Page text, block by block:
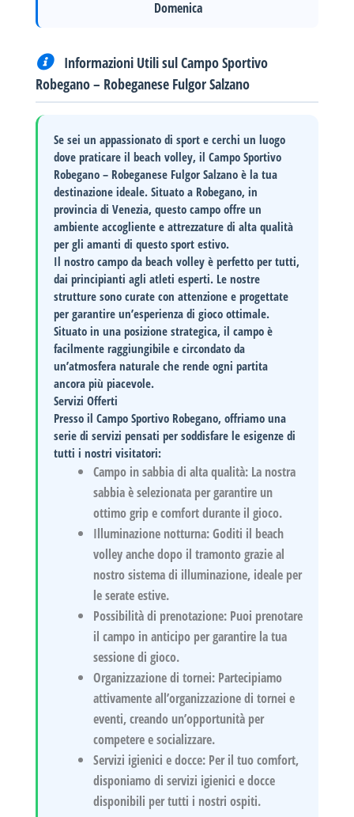
Domenica
Informazioni Utili sul Campo Sportivo
Robegano – Robeganese Fulgor Salzano
Se sei un appassionato di sport e cerchi un luogo
dove praticare il beach volley, ilCampo Sportivo
Robegano – Robeganese Fulgor Salzano è la tua
destinazione ideale. Situato a Robegano, in
provincia diVenezia, questo campo offre un
ambiente accogliente e attrezzature di alta qualità
per gli amanti di questo sport estivo.
Il nostro campo da beach volley è perfetto per tutti,
dai principianti agli atleti esperti. Le nostre
strutture sono curate con attenzione e progettate
per garantire un’esperienza di gioco ottimale.
Situato in una posizione strategica, il campo è
facilmente raggiungibile e circondato da
un’atmosfera naturale che rende ogni partita
ancora più piacevole.
Servizi Offerti
Presso ilCampo Sportivo Robegano, offriamo una
serie di servizi pensati per soddisfare le esigenze di
tutti i nostri visitatori:
Campo in sabbia di alta qualità:La nostra
sabbia è selezionata per garantire un
ottimo grip e comfort durante il gioco.
Illuminazione notturna:Goditi il beach
volley anche dopo il tramonto grazie al
nostro sistema di illuminazione, ideale per
le serate estive.
Possibilità di prenotazione:Puoi prenotare
il campo in anticipo per garantire la tua
sessione di gioco.
Organizzazione di tornei:Partecipiamo
attivamente all’organizzazione di tornei e
eventi, creando un’opportunità per
competere e socializzare.
Servizi igienici e docce:Per il tuo comfort,
disponiamo di servizi igienici e docce
disponibili per tutti i nostri ospiti.